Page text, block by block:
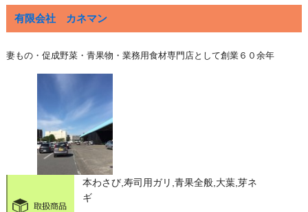
有限会社 カネマン
妻もの・促成野菜・青果物・業務用食材専門店として創業６０余年
本わさび,寿司用ガリ,青果全般,大葉,芽ネ
ギ